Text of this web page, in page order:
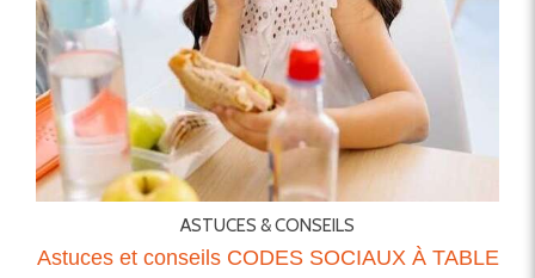
ASTUCES & CONSEILS
Astuces et conseils CODES SOCIAUX À TABLE